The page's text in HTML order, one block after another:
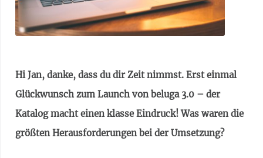
Hi Jan, danke, dass du dir Zeit nimmst. Erst einmal
Glückwunsch zum Launch von beluga 3.0 – der
Katalog macht einen klasse Eindruck! Was waren die
größten Herausforderungen bei der Umsetzung?